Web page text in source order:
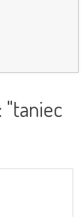
"taniec